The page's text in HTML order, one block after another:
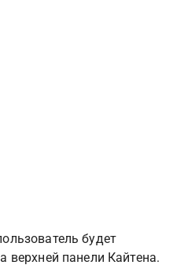
будет
верхней панели Кайтена.